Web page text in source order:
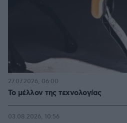
Το μέλλον της τεχνολογίας
27.07.2026, 06:00
03.08.2026, 10:56